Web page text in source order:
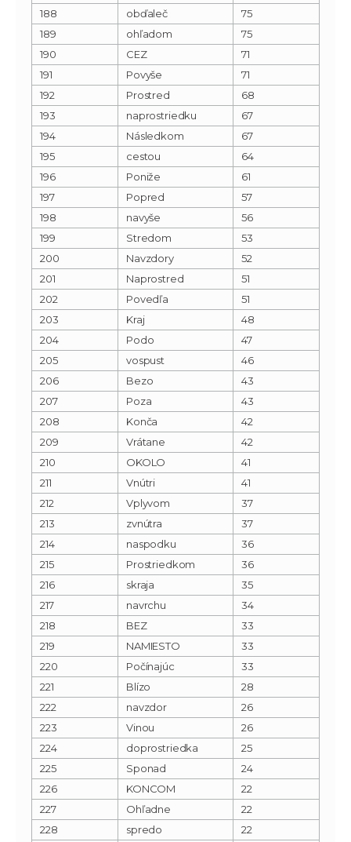
188
obďaleč
75
189
ohľadom
75
190
CEZ
71
191
Povyše
71
192
Prostred
68
193
naprostriedku
67
194
Následkom
67
195
cestou
64
196
Poniže
61
197
Popred
57
198
navyše
56
199
Stredom
53
200
Navzdory
52
201
Naprostred
51
202
Povedľa
51
203
Kraj
48
204
Podo
47
205
vospust
46
206
Bezo
43
207
Poza
43
208
Konča
42
209
Vrátane
42
210
OKOLO
41
211
Vnútri
41
212
Vplyvom
37
213
zvnútra
37
214
naspodku
36
215
Prostriedkom
36
216
skraja
35
217
navrchu
34
218
BEZ
33
219
NAMIESTO
33
220
Počínajúc
33
221
Blízo
28
222
navzdor
26
223
Vinou
26
224
doprostriedka
25
225
Sponad
24
226
KONCOM
22
227
Ohľadne
22
228
spredo 22